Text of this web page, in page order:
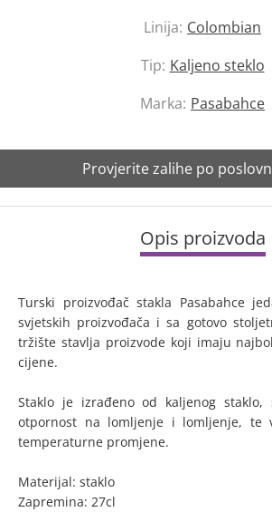
Linija: Colombian
Tip: Kaljeno steklo
Marka: Pasabahce
Provjerite zalihe po
Opis proizvoda
Turski proizvođač stakla Pasabahce
svjetskih proizvođača i sa gotovo
tržište stavlja proizvode koji imaju
cijene.
Staklo je izrađeno od kaljenog
otpornost na lomljenje i lomljenje, te
temperaturne promjene.
Materijal: staklo
Zapremina: 27cl